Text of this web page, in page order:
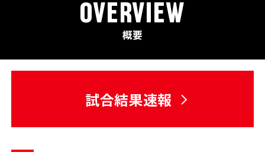
OVERVIEW
概要
試合結果速報